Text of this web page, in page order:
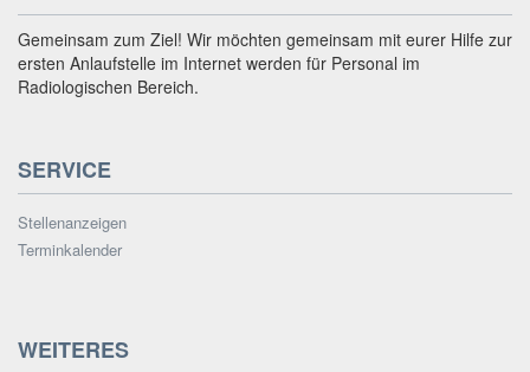
Gemeinsam zum Ziel! Wir möchten gemeinsam mit eurer Hilfe zur
ersten Anlaufstelle im Internet werden für Personal im
Radiologischen Bereich.
SERVICE
Stellenanzeigen
Terminkalender
WEITERES